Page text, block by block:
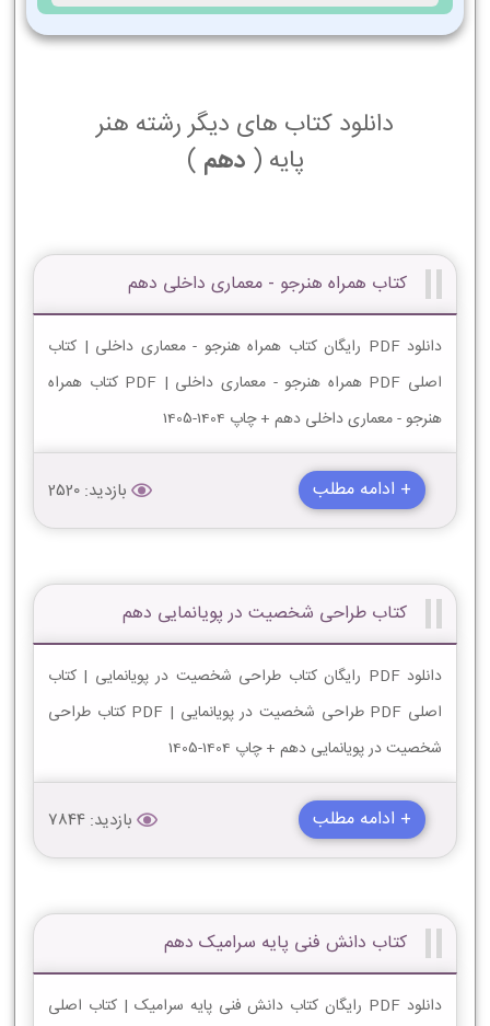
دانلود کتاب های دیگر رشته هنر
پایه ( دهم )
کتاب همراه هنرجو - معماری داخلی دهم
دانلود PDF رایگان کتاب همراه هنرجو - معماری داخلی | کتاب
اصلی PDF همراه هنرجو - معماری داخلی | PDF کتاب همراه
هنرجو - معماری داخلی دهم + چاپ 1404-1405
+ ادامه مطلب بازدید: 2520
کتاب طراحی شخصیت در پویانمایی دهم
دانلود PDF رایگان کتاب طراحی شخصیت در پویانمایی | کتاب
اصلی PDF طراحی شخصیت در پویانمایی | PDF کتاب طراحی
شخصیت در پویانمایی دهم + چاپ 1404-1405
+ ادامه مطلب بازدید: 7844
کتاب دانش فنی پایه سرامیک دهم
دانلود PDF رایگان کتاب دانش فنی پایه سرامیک | کتاب اصلی